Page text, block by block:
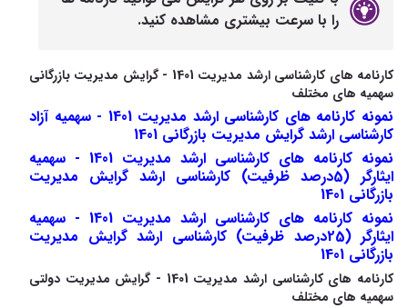
را با سرعت بیشتری مشاهده کنید.
کارنامه های کارشناسی ارشد مدیریت 1401 - گرایش مدیریت بازرگانی
سهمیه های مختلف
نمونه کارنامه های کارشناسی ارشد مدیریت 1401 - سهمیه آزاد
کارشناسی ارشد گرایش مدیریت بازرگانی 1401
نمونه کارنامه های کارشناسی ارشد مدیریت 1401 - سهمیه
ایثارگر (5درصد ظرفیت) کارشناسی ارشد گرایش مدیریت
بازرگانی 1401
نمونه کارنامه های کارشناسی ارشد مدیریت 1401 - سهمیه
ایثارگر (25درصد ظرفیت) کارشناسی ارشد گرایش مدیریت
بازرگانی 1401
کارنامه های کارشناسی ارشد مدیریت 1401 - گرایش مدیریت دولتی
سهمیه های مختلف